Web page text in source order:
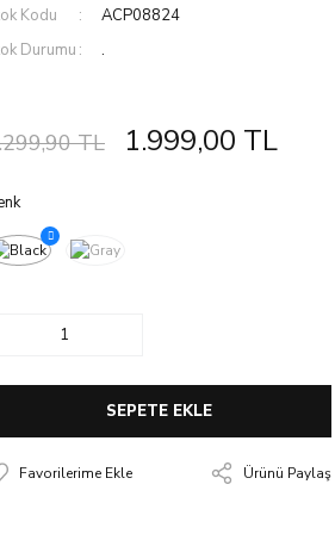
Kodu
ACP08824
Durumu
.
TL 1.999,00 TL
SEPETE EKLE
Ürünü Paylaş